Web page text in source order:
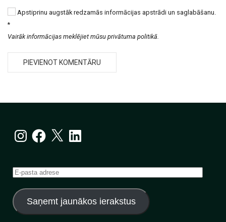
Apstiprinu augstāk redzamās informācijas apstrādi un saglabāšanu.
*
Vairāk informācijas meklējiet mūsu privātuma politikā.
InstagramFacebook
X LinkedIn
E-
adrese
Saņemt jaunākos ierakstus